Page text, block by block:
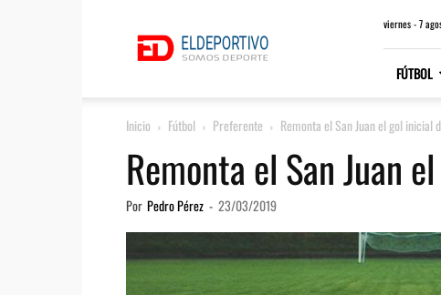
viernes - 7
FÚTBOL
Inicio Fútbol Preferente Remonta el San Juan el gol inicial
Remonta el San Juan
Por Pedro Pérez - 23/03/2019